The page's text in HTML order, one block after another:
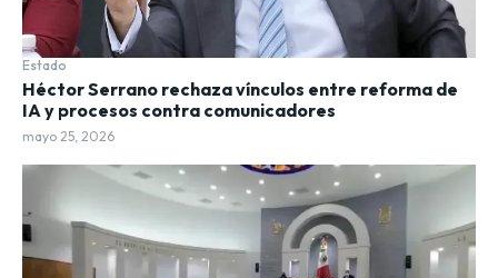
Estado
Héctor Serrano rechaza vínculos entre reforma de
IA y procesos contra comunicadores
mayo 25, 2026